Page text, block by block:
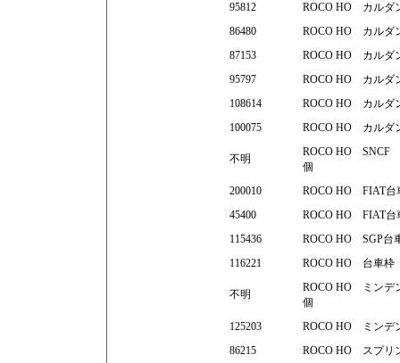
95812
ROCO HO カルダ
86480
ROCO HO カルダ
87153
ROCO HO カルダ
95797
ROCO HO カルダ
108614
ROCO HO カルダ
100075
ROCO HO カルダ
不明
ROCO HO SNCF
個
200010
ROCO HO FIAT台
45400
ROCO HO FIAT台
115436
ROCO HO SGP
116221
ROCO HO 台車枠
不明
ROCO HO ミンデ
個
125203
ROCO HO ミンデ
86215
ROCO HO スプリ